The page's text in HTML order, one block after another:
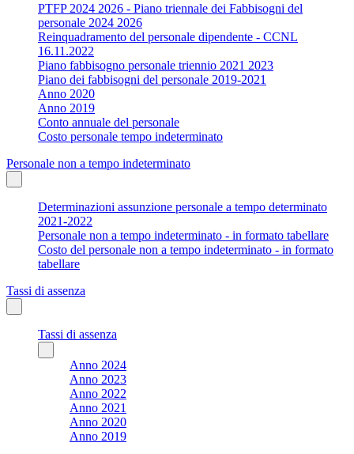
PTFP 2024 2026 - Piano triennale dei Fabbisogni del
personale 2024 2026
Reinquadramento del personale dipendente - CCNL
16.11.2022
Piano fabbisogno personale triennio 2021 2023
Piano dei fabbisogni del personale 2019-2021
Anno 2020
Anno 2019
Conto annuale del personale
Costo personale tempo indeterminato
Personale non a tempo indeterminato
Determinazioni assunzione personale a tempo determinato
2021-2022
Personale non a tempo indeterminato - in formato tabellare
Costo del personale non a tempo indeterminato - in formato
tabellare
Tassi di assenza
Tassi di assenza
Anno 2024
Anno 2023
Anno 2022
Anno 2021
Anno 2020
Anno 2019